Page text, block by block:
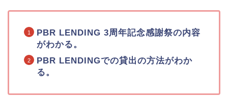
PBR LENDING 3周年記念感謝祭の内容
がわかる。
PBR LENDINGでの貸出の方法がわか
る。